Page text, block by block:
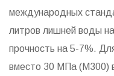
международных
литров лишней воды
прочность на 5-7%.
вместо 30 МПа (М300)